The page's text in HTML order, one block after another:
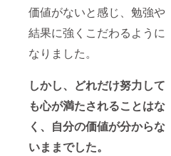
価値がないと感じ、勉強や
結果に強くこだわるように
なりました。
しかし、どれだけ努力して
も心が満たされることはな
く、自分の価値が分からな
いままでした。